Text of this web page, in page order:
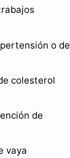
o de
colesterol
de
vaya